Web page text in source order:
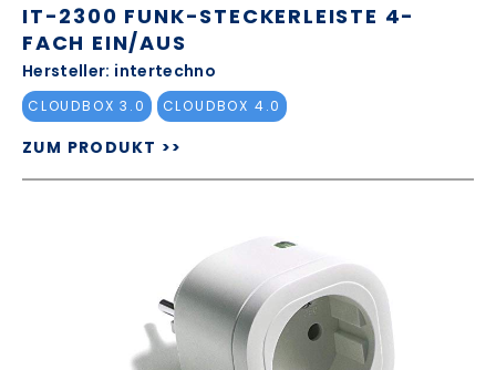
IT-2300 FUNK-STECKERLEISTE 4-
FACH EIN/AUS
Hersteller: intertechno
CLOUDBOX 3.0 CLOUDBOX 4.0
ZUM PRODUKT >>